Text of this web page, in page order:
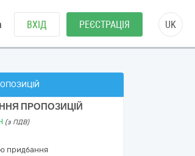
ВХІД РЕЄСТРАЦІЯ UK
ПРОПОЗИЦІЙ
(з ПДВ)
придбання